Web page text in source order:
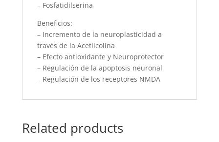
– Fosfatidilserina
Beneficios:
– Incremento de la neuroplasticidad a
través de la Acetilcolina
– Efecto antioxidante y Neuroprotector
– Regulación de la apoptosis neuronal
– Regulación de los receptores NMDA
Related products